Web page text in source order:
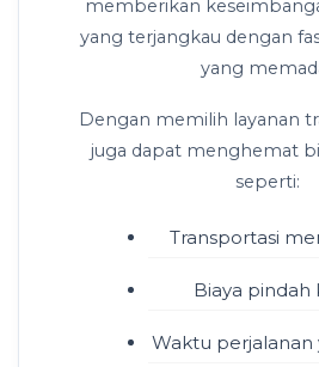
memberikan
yang terjangkau dengan
yang
Dengan memilih layanan
juga dapat menghemat
seperti:
Transportasi
Biaya pindah
Waktu